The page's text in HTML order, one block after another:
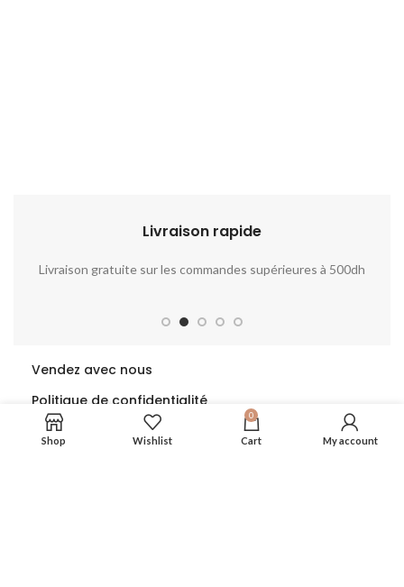
Livraison rapide​​
Livraison gratuite sur les commandes supérieures à 500dh
Vendez avec nous
Politique de confidentialité
Politique de retour
Shop Wishlist
0
Cart My account